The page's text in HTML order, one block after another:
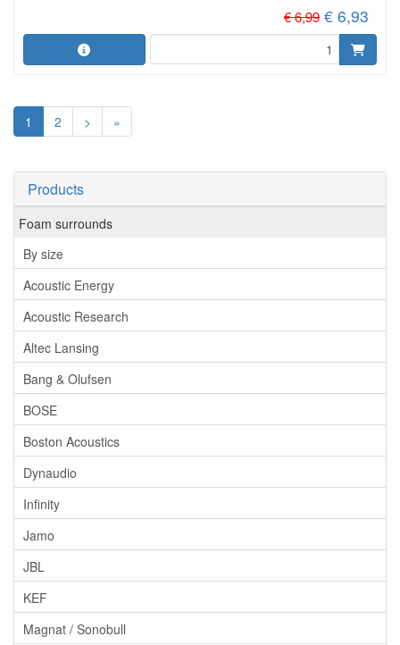
Products
Foam surrounds
By size
Acoustic Energy
Acoustic Research
Altec Lansing
Bang & Olufsen
BOSE
Boston Acoustics
Dynaudio
Infinity
Jamo
JBL
KEF
Magnat / Sonobull
€ 6,99 € 6,93
1 2 > »